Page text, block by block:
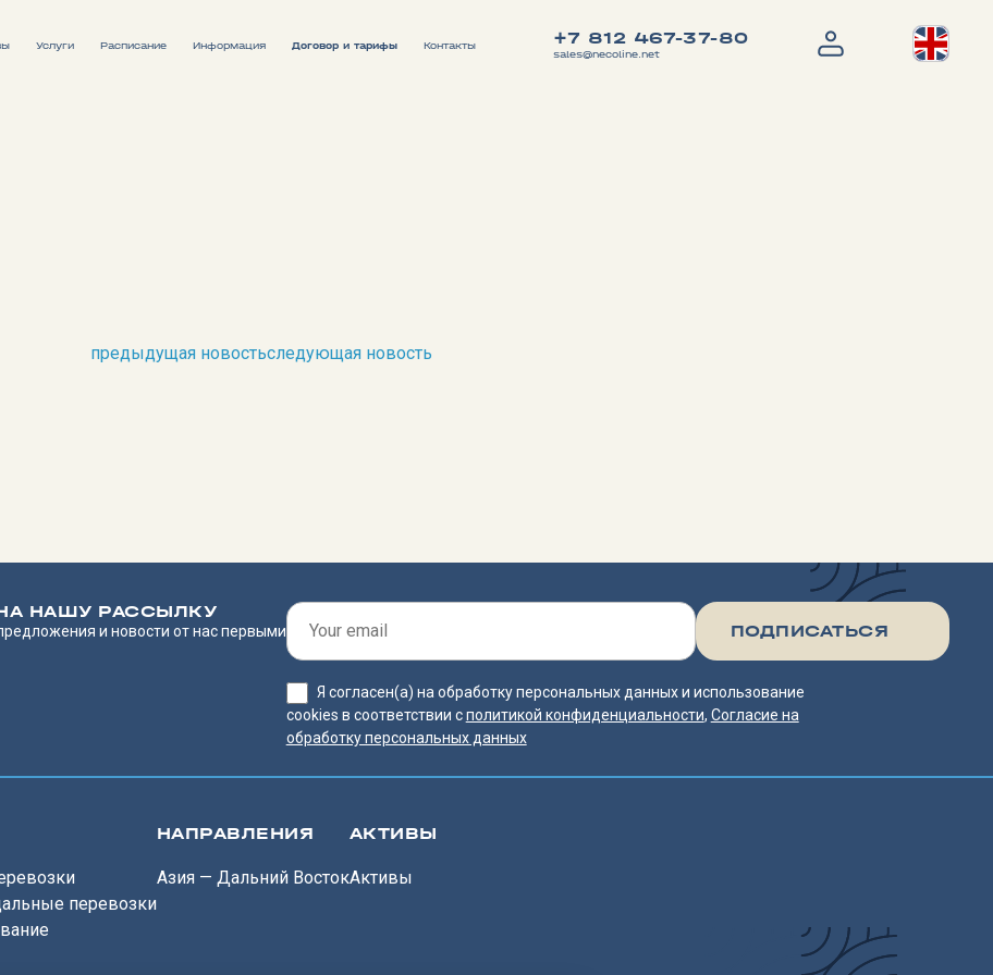
Услуги Расписание Информация Договор и тарифы Контакты +7 812 467-37-80
sales@necoline.net
предыдущая новостьследующая новость
НАШУ РАССЫЛКУ
и новости от нас первыми
Я согласен(а) на обработку персональных данных и использование
cookies в соответствии сполитикой конфиденциальности, Согласие на
обработку персональных данных
перевозки
НАПРАВЛЕНИЯ
Азия — Дальний Восток
АКТИВЫ
Активы